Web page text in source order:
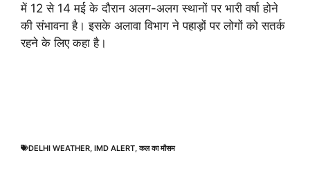
में 12 से 14 मई के दौरान अलग-अलग स्थानों पर भारी वर्षा होने
की संभावना है। इसके अलावा विभाग ने पहाड़ों पर लोगों को सतर्क
रहने के लिए कहा है।
DELHI WEATHER IMD ALERT ,कल का मौसम